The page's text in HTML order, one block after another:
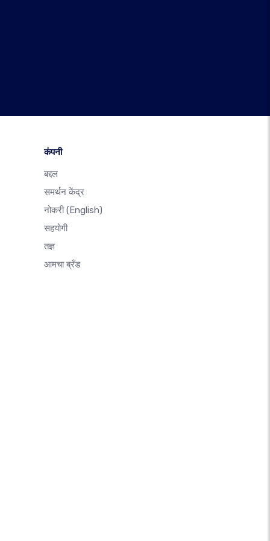
कंपनी
बद्दल
समर्थन केंद्र
नोकरी(English)
सहयोगी
तज्ञ
आमचा ब्रँड